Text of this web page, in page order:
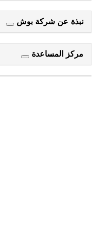
نبذة عن شركة بوش
مركز المساعدة